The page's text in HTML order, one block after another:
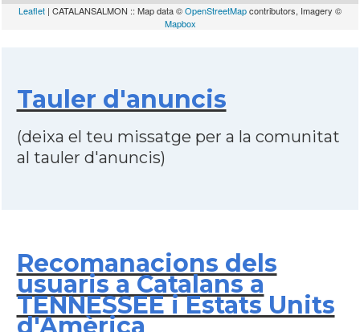
Leaflet | CATALANSALMON :: Map data ©OpenStreetMapcontributors, Imagery ©
Mapbox
Tauler d'anuncis
(deixa el teu missatge per a la comunitat
al tauler d'anuncis)
Recomanacions dels
usuaris a Catalans a
TENNESSEE i Estats Units
d'Amèrica